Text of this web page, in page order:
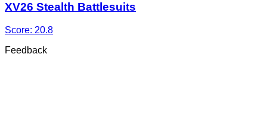
XV26 Stealth Battlesuits
Score: 20.8
Feedback